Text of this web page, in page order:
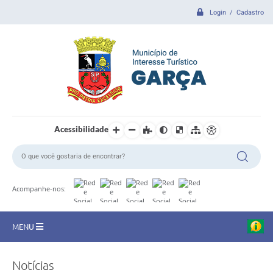
Login / Cadastro
Acessibilidade
Acompanhe-nos:
MENU
CIDADE
Notícias